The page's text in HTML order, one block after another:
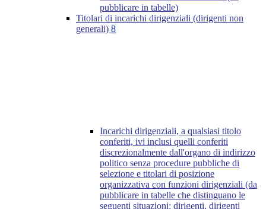
pubblicare in tabelle)
Titolari di incarichi dirigenziali (dirigenti non
generali) 8
Incarichi dirigenziali, a qualsiasi titolo
conferiti, ivi inclusi quelli conferiti
discrezionalmente dall'organo di indirizzo
politico senza procedure pubbliche di
selezione e titolari di posizione
organizzativa con funzioni dirigenziali (da
pubblicare in tabelle che distinguano le
seguenti situazioni: dirigenti, dirigenti